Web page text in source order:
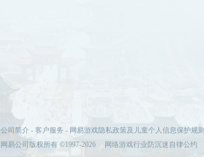
公司简介 - 客户服务 - 网易游戏隐私政策及儿童个人信息保护规则
网易公司版权所有 ©1997-2026
网络游戏行业防沉迷自律公约